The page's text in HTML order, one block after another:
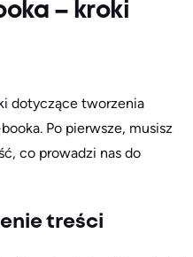
– kroki
dotyczące tworzenia
Po pierwsze, musisz
co prowadzi nas do
treści